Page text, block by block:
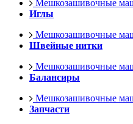
Мешкозашивочные
Иглы
Мешкозашивочные
Швейные нитки
Мешкозашивочные
Балансиры
Мешкозашивочные
Запчасти